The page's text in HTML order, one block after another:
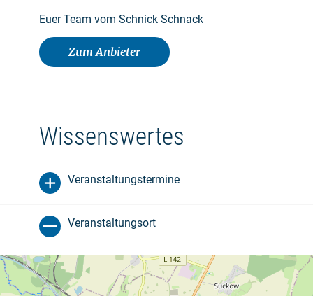
Euer Team vom Schnick Schnack
Zum Anbieter
Wissenswertes
Veranstaltungstermine
Veranstaltungsort